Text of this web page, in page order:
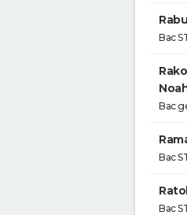
Bac
Bac
Bac
Bac